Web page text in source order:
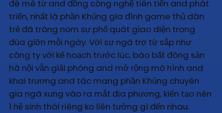
đê mê từ and đồng công nghệ tiên tiến and phát
triển, nhất là phần Khủng gia đình game thủ dân
trẻ đã trông nom sự phổ quát giao diện trong
đùa giỡn mỗi ngày. Với sự ngã trợ từ sắp như
công ty với kế hoạch trước lúc, báo bất đông sản
hà nội vẫn giải phóng and mở rộng mô hình and
khai trương and tác mang phần Khủng chuyên
gia ngã xung vào ra mắt địa phương, kiến tạo nên
1 hệ sinh thái riêng ko liên tưởng gì đến nhau.